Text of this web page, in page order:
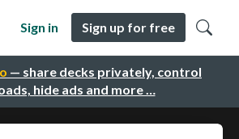
— share decks privately, control
hide ads and more …
Sign in Sign up for free